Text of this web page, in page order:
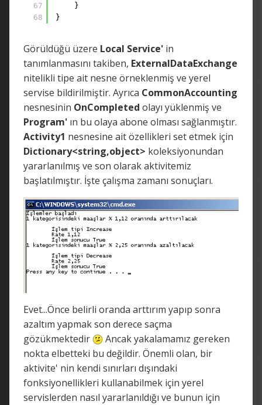
67
68
}
}
Görüldüğü üzere Local Service' in
tanımlanmasını takiben, ExternalDataExchange
nitelikli tipe ait nesne örneklenmiş ve yerel
servise bildirilmiştir. Ayrıca CommonAccounting
nesnesinin OnCompleted olayı yüklenmiş ve
Program' ın bu olaya abone olması sağlanmıştır.
Activity1 nesnesine ait özellikleri set etmek için
Dictionary<string,object> koleksiyonundan
yararlanılmış ve son olarak aktivitemiz
başlatılmıştır. İşte çalışma zamanı sonuçları.
Evet...Önce belirli oranda arttırım yapıp sonra
azaltım yapmak son derece saçma
gözükmektedir
Ancak yakalamamız gereken
nokta elbetteki bu değildir. Önemli olan, bir
aktivite' nin kendi sınırları dışındaki
fonksiyonellikleri kullanabilmek için yerel
servislerden nasıl yararlanıldığı ve bunun için